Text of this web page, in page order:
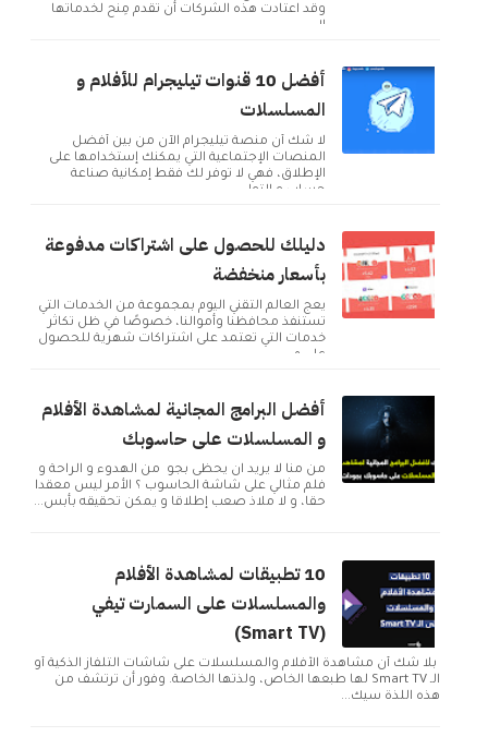
وقد اعتادت هذه الشركات أن تقدم مِنح لخدماتها
ال...
أفضل 10 قنوات تيليجرام للأفلام و
المسلسلات
لا شك أن منصة تيليجرام الآن من بين أفضل
المنصات الإجتماعية التي يمكنك إستخدامها على
الإطلاق، فهي لا توفر لك فقط إمكانية صناعة
حساب و التوا...
دليلك للحصول على اشتراكات مدفوعة
بأسعار منخفضة
يعج العالم التقني اليوم بمجموعة من الخدمات التي
تستنفذ محافظنا وأموالنا، خصوصًا في ظل تكاثر
خدمات التي تعتمد على اشتراكات شهرية للحصول
على م...
أفضل البرامج المجانية لمشاهدة الأفلام
و المسلسلات على حاسوبك
من منا لا يريد ان يحظى بجو من الهدوء و الراحة و
فلم مثالي على شاشة الحاسوب ؟ الأمر ليس معقدا
حقا، و لا ملاذ صعب إطلاقا و يمكن تحقيقه بأبس...
10 تطبيقات لمشاهدة الأفلام
والمسلسلات على السمارت تيفي
(Smart TV)
بلا شك أن مشاهدة الأفلام والمسلسلات على شاشات التلفاز الذكية أو
الـ Smart TV لها طبعها الخاص، ولذتها الخاصة. وفور أن ترتشف من
هذه اللذة سيك...